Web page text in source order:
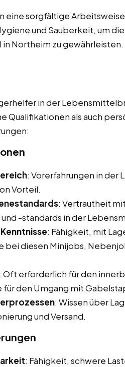
eine sorgfältige
und Sauberkeit, um
Northeim zu gewährleisten.
in der
Qualifikationen als auch
: Vorerfahrungen in der
Vorteil.
: Vertrautheit
-standards in der
: Fähigkeit, mit
bei diesen Minijobs,
: Oft erforderlich für den
für den Umgang mit
: Wissen über
und Versand.
: Fähigkeit, schwere